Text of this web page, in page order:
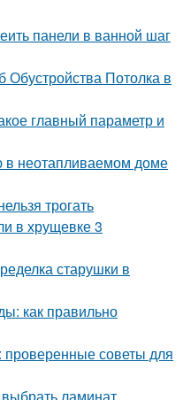
панели в ванной шаг
Потолка в
главный параметр и
в неотапливаемом доме
трогать
в хрущевке 3
старушки в
как правильно
советы для